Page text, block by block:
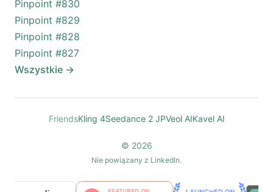
Pinpoint #830
Pinpoint #829
Pinpoint #828
Pinpoint #827
Wszystkie →
FriendsKling 4Seedance 2 JPVeol AIKavel AI
© 2026
Nie powiązany z LinkedIn.